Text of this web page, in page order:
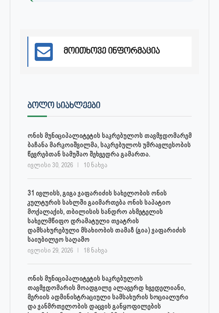
მოითხოვე ინფორმაცია
ᲑᲝᲚᲝ ᲡᲘᲐᲮᲚᲔᲔᲑᲘ
ონის მუნიციპალიტეტის საკრებულოს თავმჯდომარემ
ბაჩანა მარკოიშვილმა, საკრებულოს უმრავლესობის
წევრებთან სამუშაო შეხვედრა გამართა.
ივლისი 30, 2026 10 ნახვა
31 ივლისს, გიგა ჯაფარიძის სახელობის ონის
კულტურის სახლში გაიმართება ონის საპატიო
მოქალაქის, თბილისის სანდრო ახმეტელის
სახელმწიფო დრამატული თეატრის
დამსახურებული მსახიობის თამაზ (გია) ჯაფარიძის
საიუბილეო საღამო
ივლისი 29, 2026 18 ნახვა
ონის მუნიციპალიტეტის საკრებულოს
თავმჯდომარის მოადგილე ალავერდ ხვედელიანი,
მერიის ადმინისტრაციული სამსახურის სოციალური
და ჯანმრთელობის დაცვის განყოფილების